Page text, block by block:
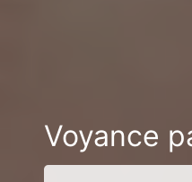
Voyance